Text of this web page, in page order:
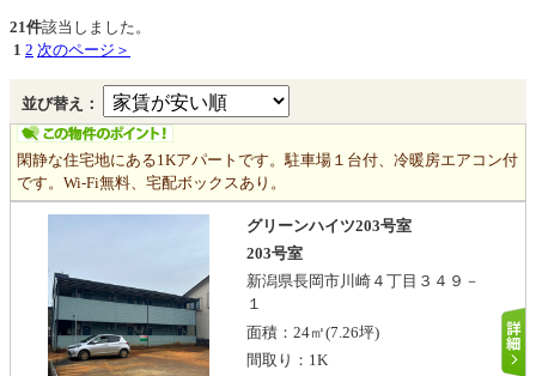
21件該当しました。
1 2 次のページ＞
並び替え：
閑静な住宅地にある1Kアパートです。駐車場１台付、冷暖房エアコン付
です。Wi-Fi無料、宅配ボックスあり。
グリーンハイツ203号室
203号室
新潟県長岡市川崎４丁目３４９－
１
面積： 24㎡(7.26坪)
間取り： 1K